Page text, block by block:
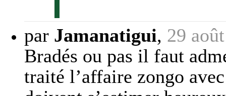
par Jamanatigui, 29
Bradés ou pas il faut
traité l’affaire zongo